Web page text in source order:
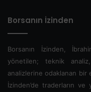
Borsanın İzinden
Borsanın İzinden,
yönetilen; teknik
analizlerine odaklanan bir
İzinden’de traderların ve